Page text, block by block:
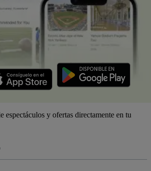
espectáculos y ofertas directamente en tu